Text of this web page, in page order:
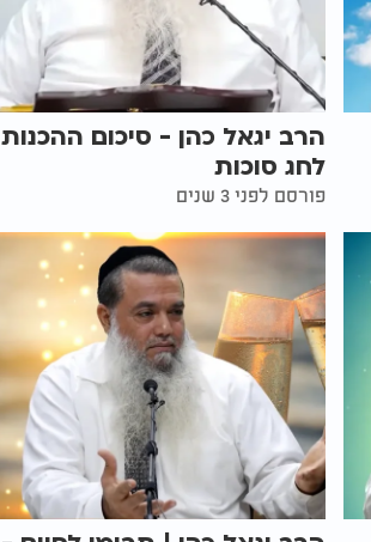
הרב יגאל כהן - סיכום ההכנות
לחג סוכות
פורסם לפני 3 שנים